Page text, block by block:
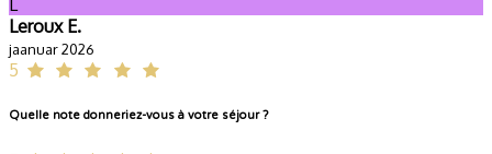
Leroux E.
jaanuar 2026
5
Quelle note donneriez-vous à votre séjour ?